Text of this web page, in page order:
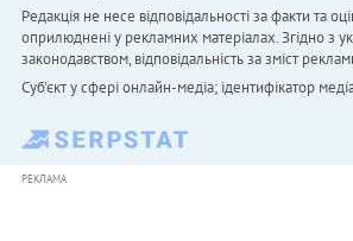
Редакція не несе відповідальності за факти та
оприлюднені у рекламних матеріалах. Згідно з
законодавством, відповідальність за зміст
Cуб'єкт у сфері онлайн-медіа; ідентифікатор
РЕКЛАМА